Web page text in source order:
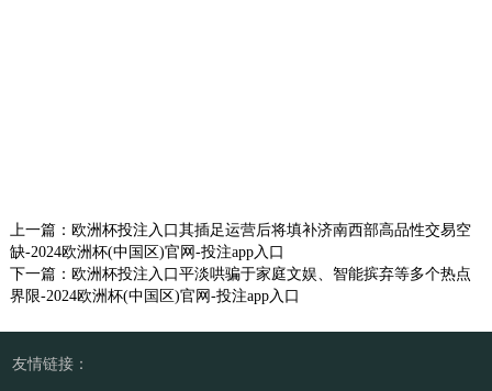
上一篇： 欧洲杯投注入口其插足运营后将填补济南西部高品性交易空
缺-2024欧洲杯(中国区)官网-投注app入口
下一篇： 欧洲杯投注入口平淡哄骗于家庭文娱、智能摈弃等多个热点
界限-2024欧洲杯(中国区)官网-投注app入口
友情链接：